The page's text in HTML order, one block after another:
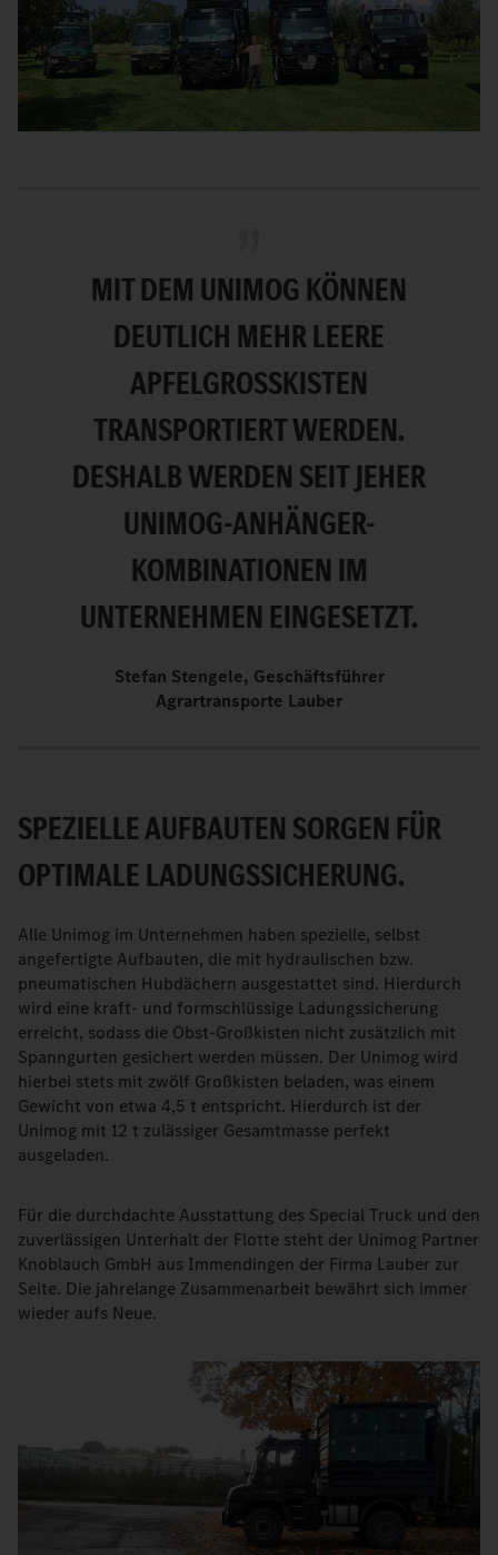
MIT DEM UNIMOG KÖNNEN
DEUTLICH MEHR LEERE
APFELGROSSKISTEN T
RANSPORTIERT WERDEN. D
ESHALB WERDEN SEIT JEHER U
NIMOG-ANHÄNGER-K
OMBINATIONEN IM U
NTERNEHMEN EINGESETZT.
Stefan Stengele, Geschäftsführer
Agrartransporte Lauber
SPEZIELLE AUFBAUTEN SORGEN FÜR
OPTIMALE LADUNGSSICHERUNG.
Alle Unimog im Unternehmen haben spezielle, selbst
angefertigte Aufbauten, die mit hydraulischen bzw.
pneumatischen Hubdächern ausgestattet sind. Hierdurch
wird eine kraft- und formschlüssige Ladungssicherung
erreicht, sodass die Obst-Großkisten nicht zusätzlich mit
Spanngurten gesichert werden müssen. Der Unimog wird
hierbei stets mit zwölf Großkisten beladen, was einem
Gewicht von etwa 4,5 t entspricht. Hierdurch ist der
Unimog mit 12 t zulässiger Gesamtmasse perfekt
ausgeladen.
Für die durchdachte Ausstattung des Special Truck und den
zuverlässigen Unterhalt der Flotte steht der Unimog Partner
Knoblauch GmbH aus Immendingen der Firma Lauber zur
Seite. Die jahrelange Zusammenarbeit bewährt sich immer
wieder aufs Neue.